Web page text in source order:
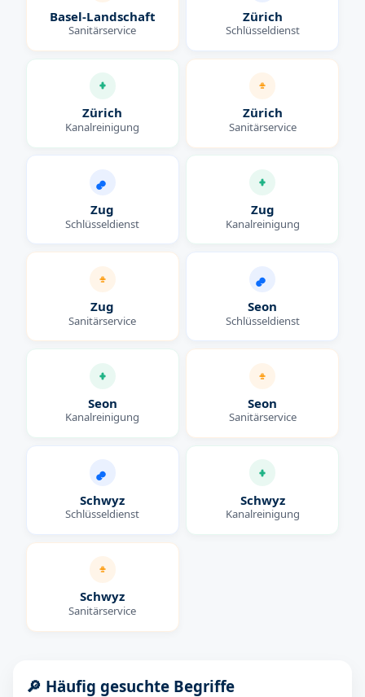
Basel-Landschaft
Sanitärservice
Zürich
Schlüsseldienst
Zürich
Kanalreinigung
Zürich
Sanitärservice
Zug
Schlüsseldienst
Zug
Kanalreinigung
Zug
Sanitärservice
Seon
Schlüsseldienst
Seon
Kanalreinigung
Seon
Sanitärservice
Schwyz
Schlüsseldienst
Schwyz
Kanalreinigung
Schwyz
Sanitärservice
🔎 Häufig gesuchte Begriffe